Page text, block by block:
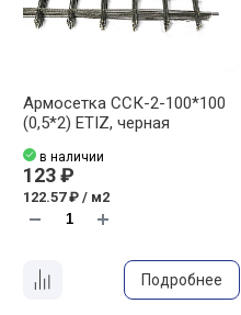
Армосетка ССК-2-100*100
(0,5*2) ETIZ, черная
в наличии
123 ₽
122.57 ₽ / м2
Подробнее